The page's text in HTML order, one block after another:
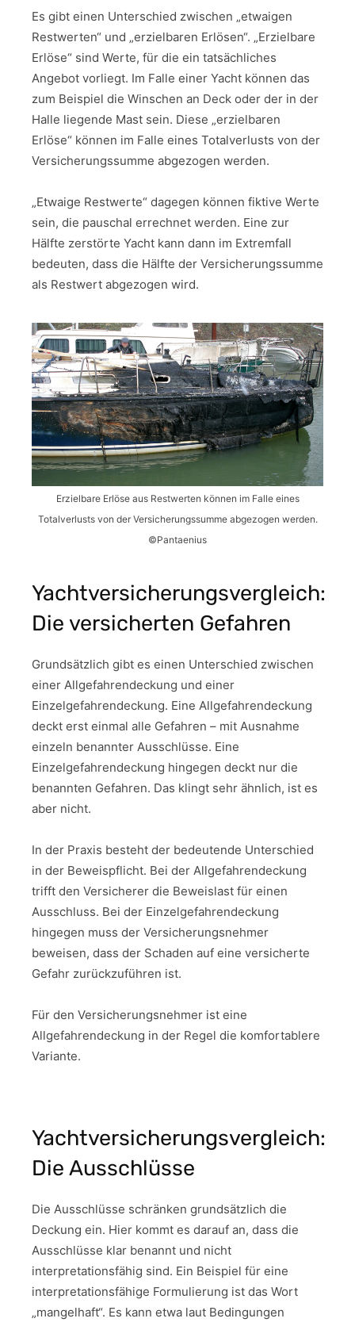
Es gibt einen Unterschied zwischen „etwaigen
Restwerten“ und „erzielbaren Erlösen“. „Erzielbare
Erlöse“ sind Werte, für die ein tatsächliches
Angebot vorliegt. Im Falle einer Yacht können das
zum Beispiel die Winschen an Deck oder der in der
Halle liegende Mast sein. Diese „erzielbaren
Erlöse“ können im Falle eines Totalverlusts von der
Versicherungssumme abgezogen werden.
„Etwaige Restwerte“ dagegen können fiktive Werte
sein, die pauschal errechnet werden. Eine zur
Hälfte zerstörte Yacht kann dann im Extremfall
bedeuten, dass die Hälfte der Versicherungssumme
als Restwert abgezogen wird.
Erzielbare Erlöse aus Restwerten können im Falle eines
Totalverlusts von der Versicherungssumme abgezogen werden.
©Pantaenius
Yachtversicherungsvergleich:
Die versicherten Gefahren
Grundsätzlich gibt es einen Unterschied zwischen
einer Allgefahrendeckung und einer
Einzelgefahrendeckung. Eine Allgefahrendeckung
deckt erst einmal alle Gefahren – mit Ausnahme
einzeln benannter Ausschlüsse. Eine
Einzelgefahrendeckung hingegen deckt nur die
benannten Gefahren. Das klingt sehr ähnlich, ist es
aber nicht.
In der Praxis besteht der bedeutende Unterschied
in der Beweispflicht. Bei der Allgefahrendeckung
trifft den Versicherer die Beweislast für einen
Ausschluss. Bei der Einzelgefahrendeckung
hingegen muss der Versicherungsnehmer
beweisen, dass der Schaden auf eine versicherte
Gefahr zurückzuführen ist.
Für den Versicherungsnehmer ist eine
Allgefahrendeckung in der Regel die komfortablere
Variante.
Yachtversicherungsvergleich:
Die Ausschlüsse
Die Ausschlüsse schränken grundsätzlich die
Deckung ein. Hier kommt es darauf an, dass die
Ausschlüsse klar benannt und nicht
interpretationsfähig sind. Ein Beispiel für eine
interpretationsfähige Formulierung ist das Wort
„mangelhaft“. Es kann etwa laut Bedingungen